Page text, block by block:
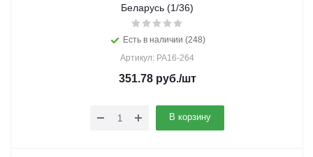
Беларусь (1/36)
Есть в наличии (248)
Артикул: РА16-264
351.78руб./шт
В корзину